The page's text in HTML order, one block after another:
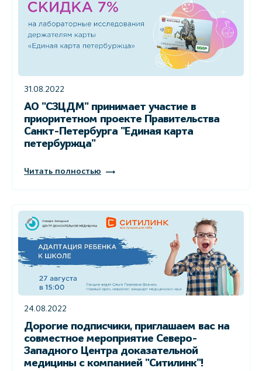
31.08.2022
АО "СЗЦДМ" принимает участие в
приоритетном проекте Правительства
Санкт-Петербурга "Единая карта
петербуржца"
Читать полностью
24.08.2022
Дорогие подписчики, приглашаем вас на
совместное мероприятие Северо-
Западного Центра доказательной
медицины с компанией "Ситилинк"!